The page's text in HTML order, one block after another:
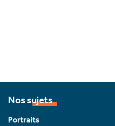
Nos sujets
Portraits